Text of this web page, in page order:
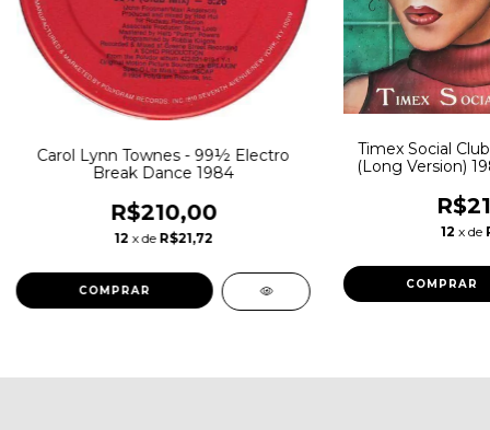
Carol Lynn Townes - 99½ Electro
Break Dance 1984
R$210,00
12 x de R$21,72
Timex Social
(Long Version)
12 x de